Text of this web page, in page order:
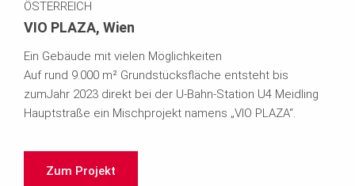
ÖSTERREICH
VIO PLAZA, Wien
Ein Gebäude mit vielen Möglichkeiten
Auf rund 9.000 m² Grundstücksfläche entsteht bis
zumJahr 2023 direkt bei der U-Bahn-Station U4 Meidling
Hauptstraße ein Mischprojekt namens „VIO PLAZA“.
Zum Projekt